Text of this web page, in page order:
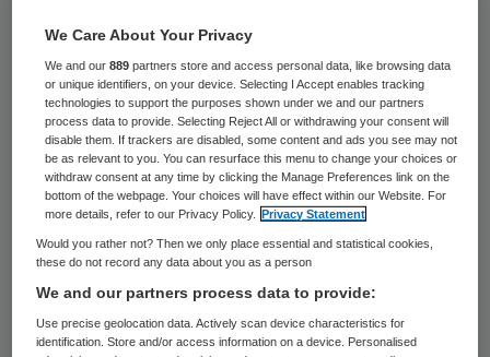
duur van 5 jaar. Het contract met de
Rooyse Wissel heeft een looptijd van vijf
jaar.
De Rooyse Wissel is het eerste forensisch
psychiatrisch centrumdie voor het EPD van
Nexus kiest. Op dit moment maakt De
Rooyse Wissel maakt nu nog gebruik van
NEXUS Nederland is een rolgebaseerd EPD
voor zorgverleners die in de forensische
We Care About Your Privacy
We and our889 partners store and access personal data, like browsing data
or unique identifiers, on your device. Selecting I Accept enables tracking
technologies to support the purposes shown under we and our partners
process data to provide. Selecting Reject All or withdrawing your consent will
disable them. If trackers are disabled, some content and ads you see may not
be as relevant to you. You can resurface this menu to change your choices or
withdraw consent at any time by clicking the Manage Preferences link on the
bottom of the webpage. Your choices will have effect within our Website. For
more details, refer to our Privacy Policy.
Privacy Statement
Would you rather not? Then we only place essential and statistical cookies,
these do not record any data about you as a person
We and our partners process data to provide:
Use precise geolocation data. Actively scan device characteristics for
identification. Store and/or access information on a device. Personalised